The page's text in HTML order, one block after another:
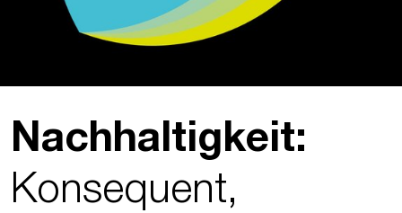
Nachhaltigkeit:
Konsequent,